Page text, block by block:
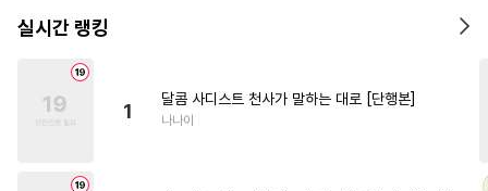
실시간 랭킹
1
달콤 사디스트 천사가 말하는 대로 [단행본]
나나이